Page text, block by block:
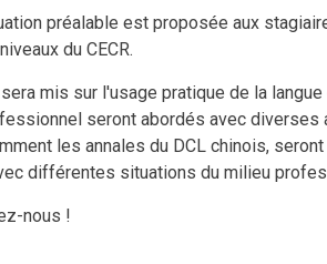
préalable est proposée aux
du CECR.
mis sur l'usage pratique de la
seront abordés avec
les annales du DCL chinois,
différentes situations du milieu
nous !